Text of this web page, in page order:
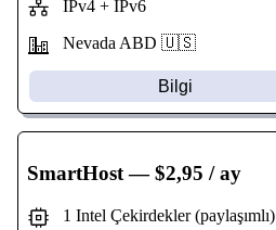
IPv4 + IPv6
Nevada ABD 🇺🇸
Bilgi
SmartHost— $2,95 / ay
1 Intel Çekirdekler (paylaşımlı)